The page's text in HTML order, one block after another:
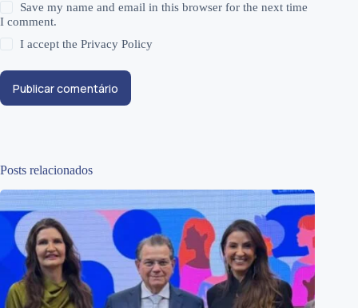
Save my name and email in this browser for the next time
I comment.
I accept thePrivacy Policy
Publicar comentário
Posts relacionados